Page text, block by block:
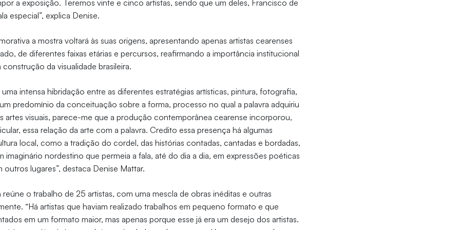
a exposição. Teremos vinte e cinco artistas, sendo que um deles, Francisco de
especial”, explica Denise.
a mostra voltará às suas origens, apresentando apenas artistas cearenses
de diferentes faixas etárias e percursos, reafirmando a importância institucional
construção da visualidade brasileira.
intensa hibridação entre as diferentes estratégias artísticas, pintura, fotografia,
predomínio da conceituação sobre a forma, processo no qual a palavra adquiriu
artes visuais, parece-me que a produção contemporânea cearense incorporou,
essa relação da arte com a palavra. Credito essa presença há algumas
local, como a tradição do cordel, das histórias contadas, cantadas e bordadas,
imaginário nordestino que permeia a fala, até do dia a dia, em expressões poéticas
outros lugares”, destaca Denise Mattar.
reúne o trabalho de 25 artistas, com uma mescla de obras inéditas e outras
“Há artistas que haviam realizado trabalhos em pequeno formato e que
em um formato maior, mas apenas porque esse já era um desejo dos artistas.